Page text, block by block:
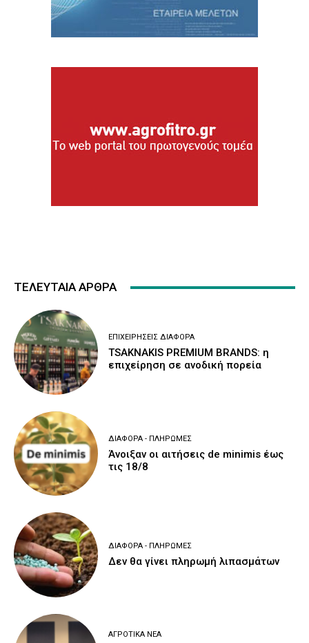
ΤΕΛΕΥΤΑΙΑ ΑΡΘΡΑ
ΕΠΙΧΕΙΡΉΣΕΙΣ ΔΙΆΦΟΡΑ
TSAKNAKIS PREMIUM BRANDS: η
επιχείρηση σε ανοδική πορεία
ΔΙΆΦΟΡΑ - ΠΛΗΡΩΜΈΣ
Άνοιξαν οι αιτήσεις de minimis έως
τις 18/8
ΔΙΆΦΟΡΑ - ΠΛΗΡΩΜΈΣ
Δεν θα γίνει πληρωμή λιπασμάτων
ΑΓΡΟΤΙΚΆ ΝΈΑ